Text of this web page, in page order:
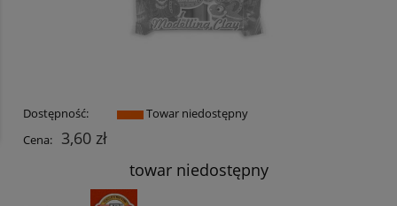
Dostępność:
Towar niedostępny
Cena:
3,60 zł
towar niedostępny